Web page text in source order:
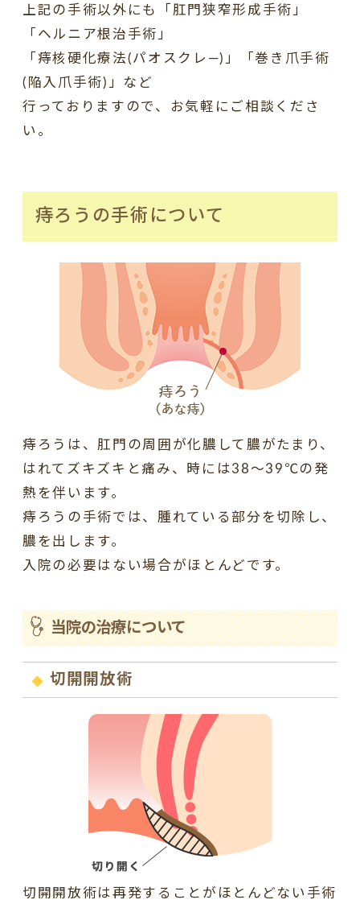
上記の手術以外にも「肛門狭窄形成手術」
「ヘルニア根治手術」
「痔核硬化療法(パオスクレ―)」「巻き爪手術
(陥入爪手術)」など
行っておりますので、お気軽にご相談くださ
い。
痔ろうの手術について
痔ろうは、肛門の周囲が化膿して膿がたまり、
はれてズキズキと痛み、時には38～39℃の発
熱を伴います。
痔ろうの手術では、腫れている部分を切除し、
膿を出します。
入院の必要はない場合がほとんどです。
当院の治療について
切開開放術
切開開放術は再発することがほとんどない手術